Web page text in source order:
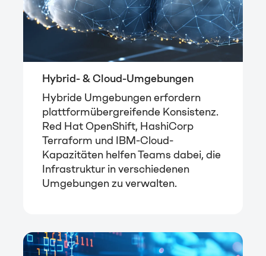
Hybrid- & Cloud-Umgebungen
Hybride Umgebungen erfordern
plattformübergreifende Konsistenz.
Red Hat OpenShift, HashiCorp
Terraform und IBM-Cloud-
Kapazitäten helfen Teams dabei, die
Infrastruktur in verschiedenen
Umgebungen zu verwalten.